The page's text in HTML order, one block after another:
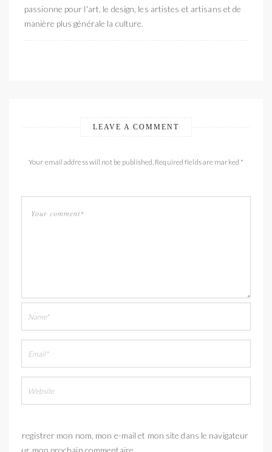
passionne pour l'art, le design, les artistes et artisans et de
manière plus générale la culture.
LEAVE A COMMENT
Your email address will not be published. Required fields are marked *
Enregistrer mon nom, mon e-mail et mon site dans le navigateur
pour mon prochain commentaire.